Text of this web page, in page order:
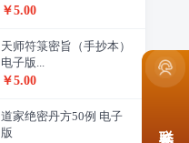
￥5.00
天师符箓密旨（手抄本）
电子版...
￥5.00
道家绝密丹方50例 电子
版